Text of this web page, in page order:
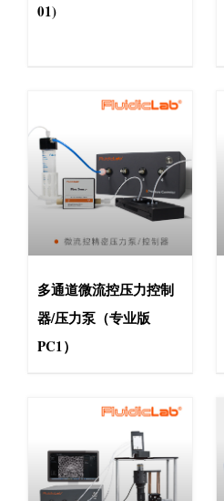
01)
多通道微流控压力控制
器/压力泵（专业版
PC1）